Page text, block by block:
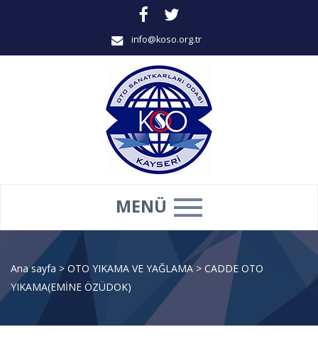
info@koso.org.tr
MENÜ
Ana sayfa > OTO YIKAMA VE YAĞLAMA > CADDE OTO
YIKAMA(EMİNE ÖZÜDOK)